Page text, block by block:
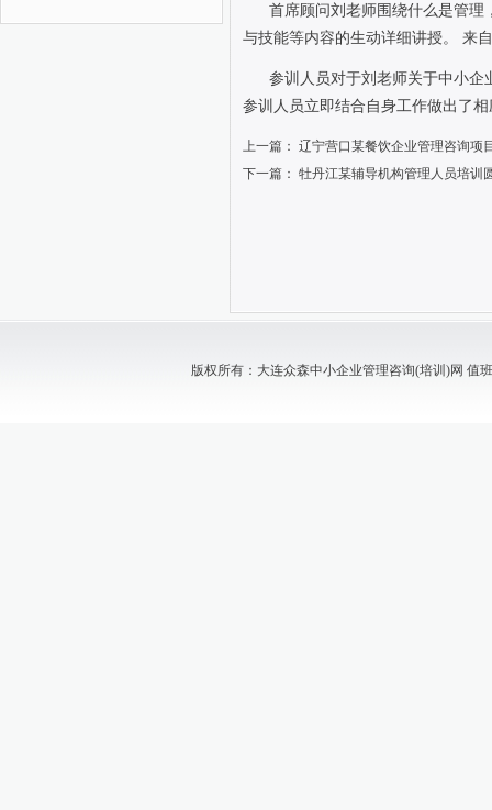
首席顾问刘老师围绕什么是管理
与技能等内容的生动详细讲授。
来
参训人员对于刘老师关于中小企
参训人员立即结合自身工作做出了
上一篇： 辽宁营口某餐饮企业管理咨询项
下一篇： 牡丹江某辅导机构管理人员培训
版权所有：大连众森中小企业管理咨询(培训)网 值